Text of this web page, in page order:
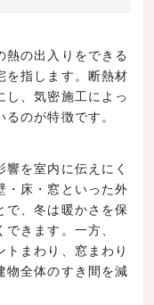
の出入りをできる
を指します。断熱材
、気密施工によっ
のが特徴です。
を室内に伝えにく
・床・窓といった外
で、冬は暖かさを保
きます。一方、
トまわり、窓まわり
物全体のすき間を減